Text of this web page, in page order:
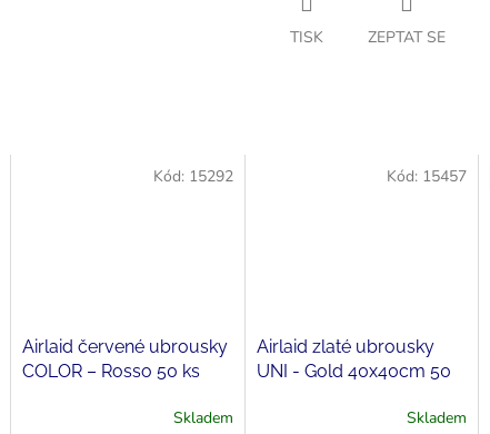
TISK ZEPTAT SE
Airlaid červené ubrousky
COLOR – Rosso 50 ks
Skladem
Kód: 15292
Airlaid zlaté ubrousky
UNI - Gold 40x40cm 50
Skladem
Kód: 15457